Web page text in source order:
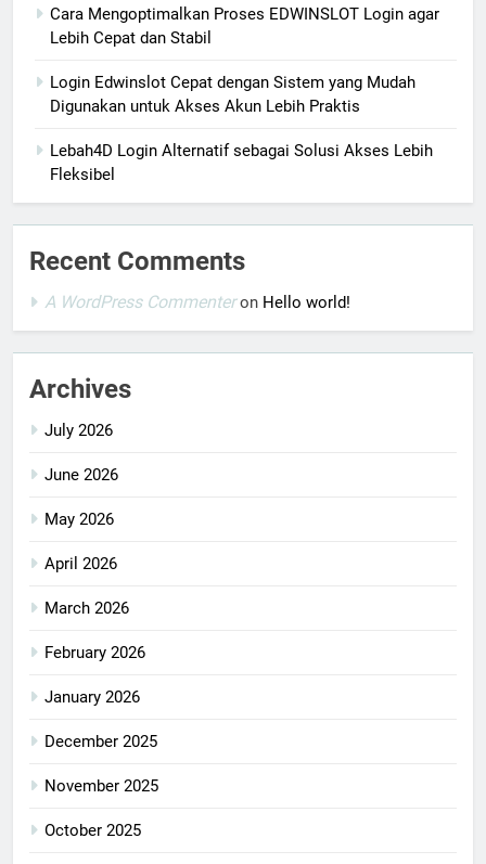
Cara Mengoptimalkan Proses EDWINSLOT Login agar
Lebih Cepat dan Stabil
Login Edwinslot Cepat dengan Sistem yang Mudah
Digunakan untuk Akses Akun Lebih Praktis
Lebah4D Login Alternatif sebagai Solusi Akses Lebih
Fleksibel
Recent Comments
A WordPress Commenteron Hello world!
Archives
July 2026
June 2026
May 2026
April 2026
March 2026
February 2026
January 2026
December 2025
November 2025
October 2025